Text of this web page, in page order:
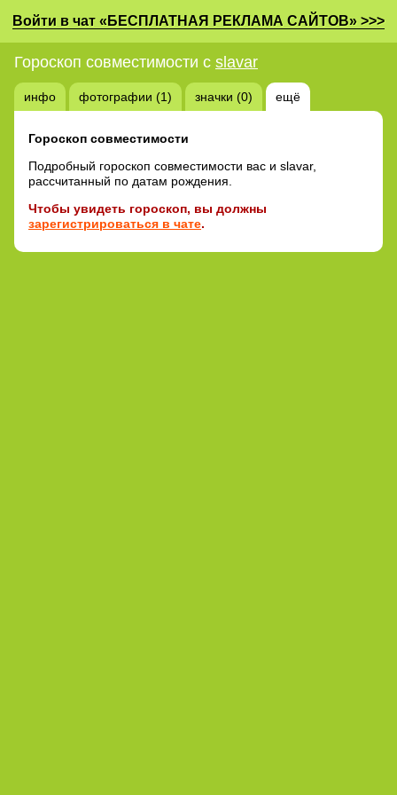
Войти в чат «БЕСПЛАТНАЯ РЕКЛАМА САЙТОВ» >>>
Гороскоп совместимости с slavar
инфо фотографии (1) значки (0) ещё
Гороскоп совместимости
Подробный гороскоп совместимости вас и slavar,
рассчитанный по датам рождения.
Чтобы увидеть гороскоп, вы должны
зарегистрироваться в чате.